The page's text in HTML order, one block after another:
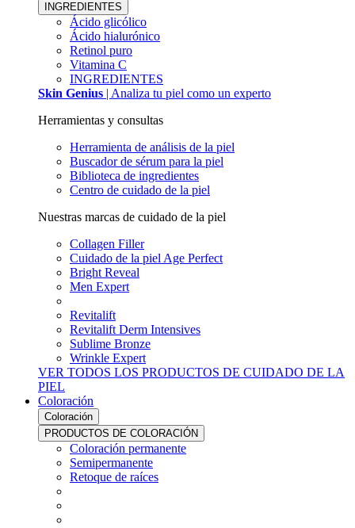
INGREDIENTES
Ácido glicólico
Ácido hialurónico
Retinol puro
Vitamina C
INGREDIENTES
Skin Genius | Analiza tu piel como un experto
Herramientas y consultas
Herramienta de análisis de la piel
Buscador de sérum para la piel
Biblioteca de ingredientes
Centro de cuidado de la piel
Nuestras marcas de cuidado de la piel
Collagen Filler
Cuidado de la piel Age Perfect
Bright Reveal
Men Expert
Revitalift
Revitalift Derm Intensives
Sublime Bronze
Wrinkle Expert
VER TODOS LOS PRODUCTOS DE CUIDADO DE LA
PIEL
Coloración
Coloración
PRODUCTOS DE COLORACIÓN
Coloración permanente
Semipermanente
Retoque de raíces